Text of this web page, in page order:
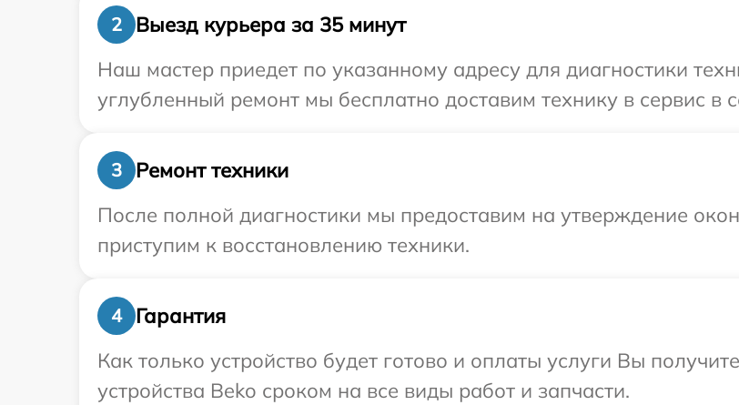
2
Выезд курьера за 35 минут
Наш мастер приедет по указанному адресу для диагностики
углубленный ремонт мы бесплатно доставим технику в сервис в
3
Ремонт техники
После полной диагностики мы предоставим на утверждение
приступим к восстановлению техники.
4
Гарантия
Как только устройство будет готово и оплаты услуги Вы
устройства Beko сроком на все виды работ и запчасти.